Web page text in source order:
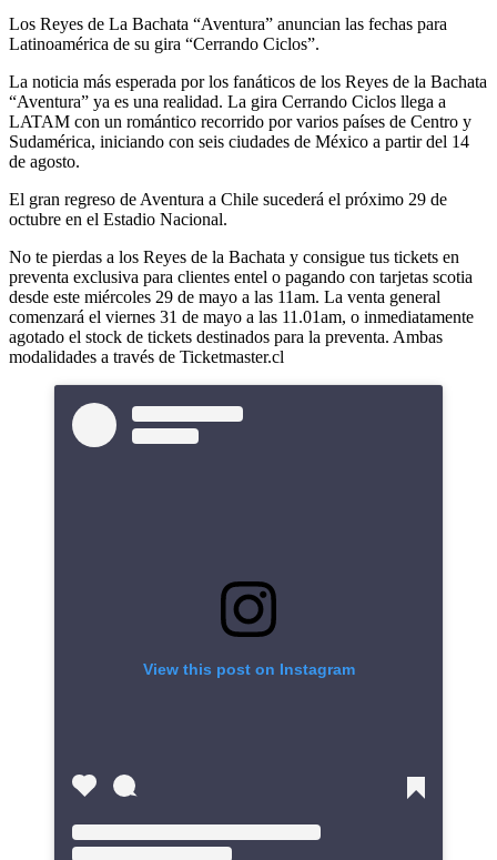
Los Reyes de La Bachata “Aventura” anuncian las fechas para
Latinoamérica de su gira “Cerrando Ciclos”.
La noticia más esperada por los fanáticos de los Reyes de la Bachata
“Aventura” ya es una realidad. La gira Cerrando Ciclos llega a
LATAM con un romántico recorrido por varios países de Centro y
Sudamérica, iniciando con seis ciudades de México a partir del 14
de agosto.
El gran regreso de Aventura a Chile sucederá el próximo 29 de
octubre en el Estadio Nacional.
No te pierdas a los Reyes de la Bachata y consigue tus tickets en
preventa exclusiva para clientes entel o pagando con tarjetas scotia
desde este miércoles 29 de mayo a las 11am. La venta general
comenzará el viernes 31 de mayo a las 11.01am, o inmediatamente
agotado el stock de tickets destinados para la preventa. Ambas
modalidades a través de Ticketmaster.cl
View this post on Instagram